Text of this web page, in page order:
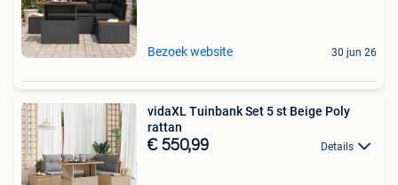
Bezoek website 30 jun 26
vidaXL Tuinbank Set 5 st Beige Poly
rattan
€ 550,99 Details